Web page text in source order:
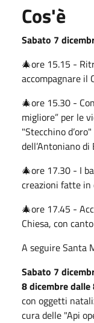
Cos'è
Sabato 7
🎄ore 15.15 -
accompagnare il
🎄ore 15.30 -
migliore” per le
"Stecchino
dell’Antoniano di
🎄ore 17.30 - I
creazioni fatte
🎄ore 17.45 -
Chiesa, con
A seguire Santa
Sabato 7
8 dicembre
con oggetti
cura delle "Api